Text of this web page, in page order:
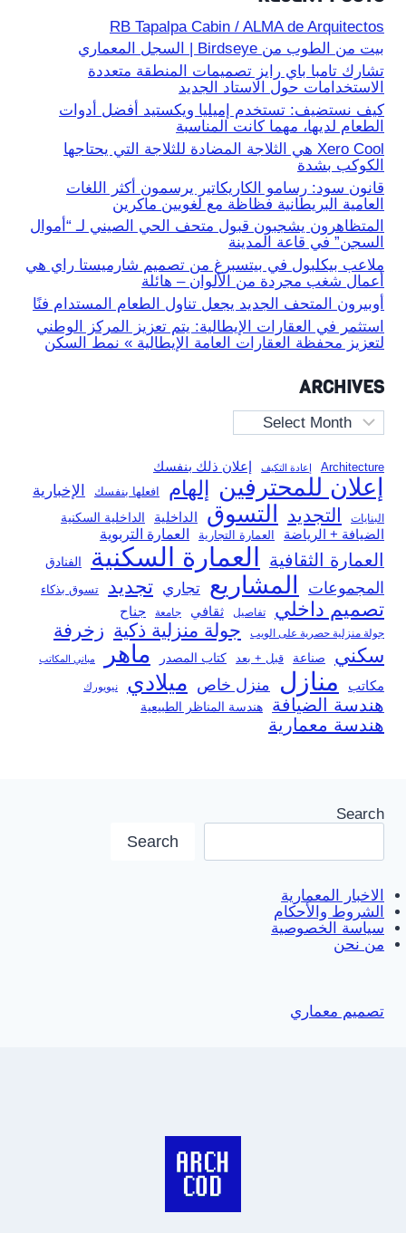
RB Tapalpa Cabin / ALMA de Arquitectos
بيت من الطوب من Birdseye | السجل المعماري
تشارك تامبا باي رايز تصميمات المنطقة متعددة
الاستخدامات حول الاستاد الجديد
كيف نستضيف: تستخدم إميليا ويكستيد أفضل أدوات
الطعام لديها، مهما كانت المناسبة
Xero Cool هي الثلاجة المضادة للثلاجة التي يحتاجها
الكوكب بشدة
قانون سود: رسامو الكاريكاتير يرسمون أكثر اللغات
العامية البريطانية فظاظة مع لغويين ماكرين
المتظاهرون يشجبون قبول متحف الحي الصيني لـ “أموال
السجن” في قاعة المدينة
ملاعب بيكلبول في بيتسبرغ من تصميم شارميستا راي هي
أعمال شغب مجردة من الألوان – هائلة
أوبيرون المتحف الجديد يجعل تناول الطعام المستدام فنًا
استثمر في العقارات الإيطالية: يتم تعزيز المركز الوطني
لتعزيز محفظة العقارات العامة الإيطالية » نمط السكن
ARCHIVES
Archives
Architecture إعادة التكيف إعلان ذلك بنفسك
إعلان للمحترفين إلهام افعلها بنفسك الإخبارية
البنايات التجديد التسوق الداخلية الداخلية السكنية
الضيافة + الرياضة العمارة التجارية العمارة التربوية
العمارة الثقافية العمارة السكنية الفنادق
المجموعات المشاريع تجاري تجديد تسوق بذكاء
تصميم داخلي تفاصيل ثقافي جامعة جناح
جولة منزلية حصرية على الويب جولة منزلية ذكية زخرفة
سكني صناعة قبل + بعد كتاب المصدر ماهر مباني المكاتب
مكاتب منازل منزل خاص ميلادي نيويورك
هندسة الضيافة هندسة المناظر الطبيعية
هندسة معمارية
Search
Search
الاخبار المعمارية
الشروط والأحكام
سياسة الخصوصية
من نحن
تصميم معماري